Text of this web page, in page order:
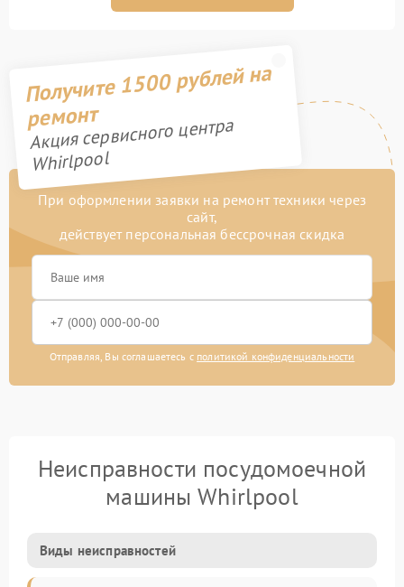
Получите 1500 рублей на
ремонт
Акция сервисного центра
Whirlpool
При оформлении заявки на ремонт техники через
сайт,
действует персональная бессрочная скидка
Отправляя, Вы соглашаетесь с политикой конфиденциальности
Неисправности посудомоечной
машины Whirlpool
Виды неисправностей